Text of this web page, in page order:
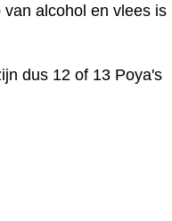
alcohol en vlees is
dus 12 of 13 Poya's